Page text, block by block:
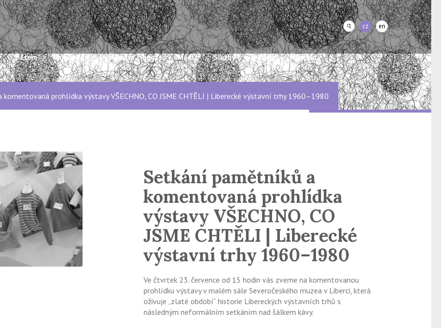
cz en
Dětem Knihovna Publikační činnost Média Služby E-shop Kontakty
prohlídka výstavy VŠECHNO, CO JSME CHTĚLI | Liberecké výstavní trhy 1960–1980
Setkání pamětníků a
komentovaná prohlídka
výstavy VŠECHNO, CO
JSME CHTĚLI | Liberecké
výstavní trhy 1960–1980
Ve čtvrtek 23. července od 15 hodin vás zveme na komentovanou
prohlídku výstavy v malém sále Severočeského muzea v Liberci, která
oživuje „zlaté období“ historie Libereckých výstavních trhů s
následným neformálním setkáním nad šálkem kávy.